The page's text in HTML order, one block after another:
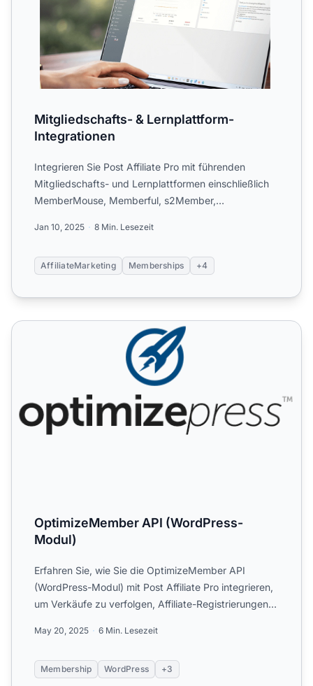
Mitgliedschafts- & Lernplattform-
Integrationen
Integrieren Sie Post Affiliate Pro mit führenden
Mitgliedschafts- und Lernplattformen einschließlich
MemberMouse, Memberful, s2Member,
Jan 10, 2025 8 Min. Lesezeit
AffiliateMarketing Memberships +4
OptimizeMember API (WordPress-Modul)
OptimizeMember API (WordPress-
Modul)
Erfahren Sie, wie Sie die OptimizeMember API
(WordPress-Modul) mit Post Affiliate Pro integrieren,
um Verkäufe zu verfolgen, Affiliate-Registrierungen
May 20, 2025 6 Min. Lesezeit
Membership WordPress +3